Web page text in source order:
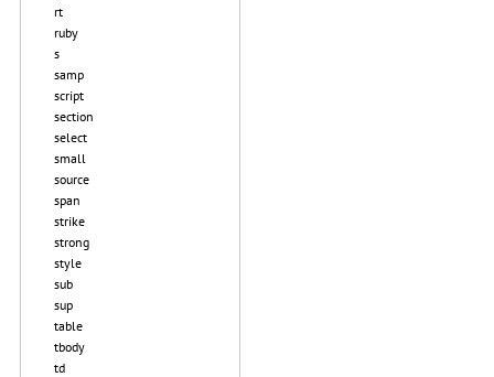
rt
ruby
s
samp
script
section
select
small
source
span
strike
strong
style
sub
sup
table
tbody
td